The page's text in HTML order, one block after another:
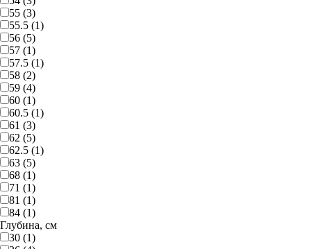
55 (3)
55.5 (1)
56 (5)
57 (1)
57.5 (1)
58 (2)
59 (4)
60 (1)
60.5 (1)
61 (3)
62 (5)
62.5 (1)
63 (5)
68 (1)
71 (1)
81 (1)
84 (1)
Глубина, см
30 (1)